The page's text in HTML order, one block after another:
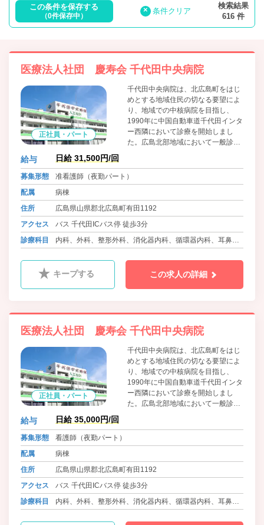
この条件を保存する
（0件保存中）
× 条件クリア
検索結果
616 件
医療法人社団 慶寿会 千代田中央病院
正社員・パート
千代田中央病院は、北広島町をはじ
めとする地域住民の切なる要望によ
り、地域での中核病院を目指し、
1990年に中国自動車道千代田インタ
ー西隣において診療を開始しまし
た。広島北部地域において一般診療
理センターなど地域住民の方々の健
康と安全を守るべく努力しておりま
念である「安心のある暮し」を念頭
において、その実現のためスタッフ
一同、これからも力をあわせ、微力
ながら地域医療にお役に立ちたいと
考えております。
給与 日給 31,500円/回
募集形態
准看護師（夜勤パート）
配属
病棟
住所
広島県山県郡北広島町有田1192
アクセス
バス 千代田ICバス停 徒歩3分
診療科目
内科、外科、整形外科、消化器内科、循環器内科、耳鼻咽
ニック外科、麻酔科
キープする この求人の詳細
医療法人社団 慶寿会 千代田中央病院
正社員・パート
千代田中央病院は、北広島町をはじ
めとする地域住民の切なる要望によ
り、地域での中核病院を目指し、
1990年に中国自動車道千代田インタ
ー西隣において診療を開始しまし
た。広島北部地域において一般診療
康と安全を守るべく努力しておりま
念である「安心のある暮し」を念頭
において、その実現のためスタッフ
一同、これからも力をあわせ、微力
ながら地域医療にお役に立ちたいと
考えております。
給与 日給 35,000円/回
募集形態
看護師（夜勤パート）
配属
病棟
住所
広島県山県郡北広島町有田1192
アクセス
バス 千代田ICバス停 徒歩3分
診療科目
内科、外科、整形外科、消化器内科、循環器内科、耳鼻咽